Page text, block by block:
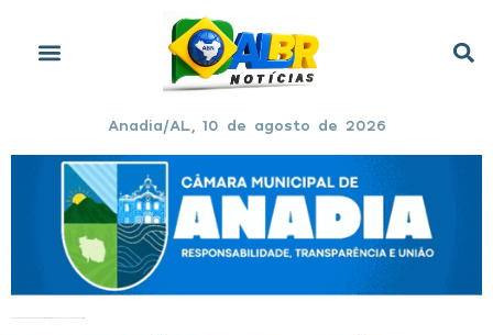
Anadia/AL, 10 de agosto de 2026